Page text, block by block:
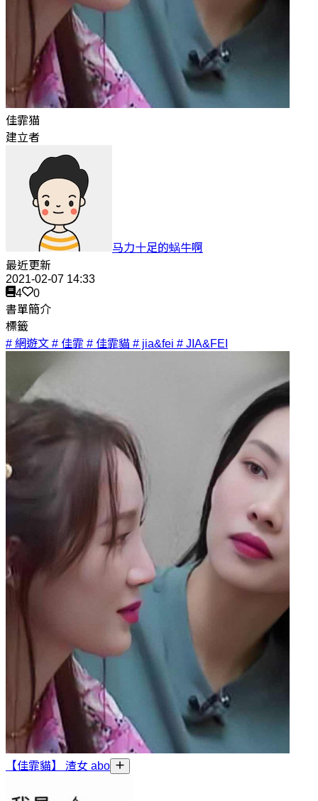
佳霏猫
建立者
马力十足的蜗牛啊
最近更新
2021-02-07 14:33
4
0
書單簡介
標籤
# 網遊文 # 佳霏 # 佳霏貓 # jia&fei # JIA&FEI
【佳霏貓】 渣女 abo